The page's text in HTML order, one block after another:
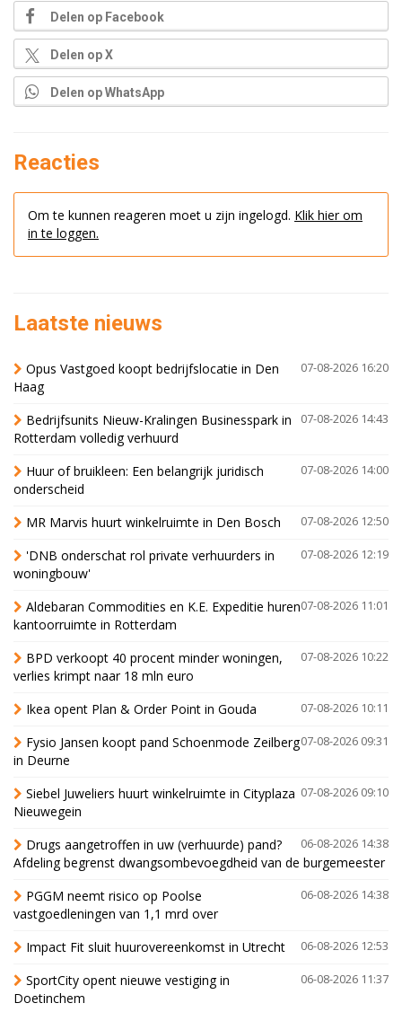
Delen op Facebook
Delen op X
Delen op WhatsApp
Reacties
Om te kunnen reageren moet u zijn ingelogd. Klik hier om
in te loggen.
Laatste nieuws
07-08-2026 16:20
Opus Vastgoed koopt bedrijfslocatie in Den
Haag
07-08-2026 14:43
Bedrijfsunits Nieuw-Kralingen Businesspark in
Rotterdam volledig verhuurd
07-08-2026 14:00
Huur of bruikleen: Een belangrijk juridisch
onderscheid
07-08-2026 12:50
MR Marvis huurt winkelruimte in Den Bosch
07-08-2026 12:19
'DNB onderschat rol private verhuurders in
woningbouw'
07-08-2026 11:01
Aldebaran Commodities en K.E. Expeditie huren
kantoorruimte in Rotterdam
07-08-2026 10:22
BPD verkoopt 40 procent minder woningen,
verlies krimpt naar 18 mln euro
07-08-2026 10:11
Ikea opent Plan & Order Point in Gouda
07-08-2026 09:31
Fysio Jansen koopt pand Schoenmode Zeilberg
in Deurne
07-08-2026 09:10
Siebel Juweliers huurt winkelruimte in Cityplaza
Nieuwegein
06-08-2026 14:38
Drugs aangetroffen in uw (verhuurde) pand?
Afdeling begrenst dwangsombevoegdheid van de burgemeester
06-08-2026 14:38
PGGM neemt risico op Poolse
vastgoedleningen van 1,1 mrd over
06-08-2026 12:53
Impact Fit sluit huurovereenkomst in Utrecht
06-08-2026 11:37
SportCity opent nieuwe vestiging in
Doetinchem